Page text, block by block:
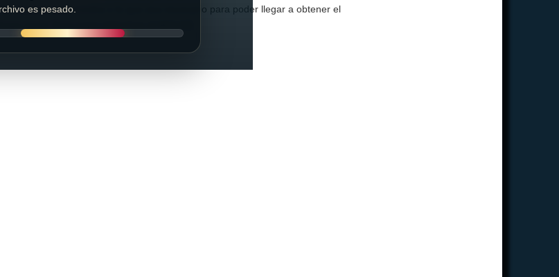
es pesado.
ruedas, alas, misiles o lo que sea necesario para poder llegar a obtener el
birds! Para jugar utilizamos el MOUSE.